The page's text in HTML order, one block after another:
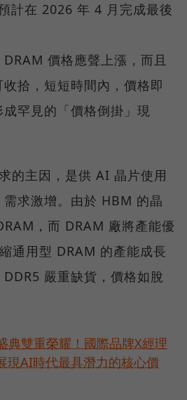
計在 2026 年 4 月完成最後
價格應聲上漲，而且
拾，短短時間內，價格即
罕見的「價格倒掛」現
的主因，是供 AI 晶片使用
求激增。由於 HBM 的晶
，而 DRAM 廠將產能優
通用型 DRAM 的產能成長
嚴重缺貨，價格如脫
典雙重榮耀！國際品牌X經理
現AI時代最具潛力的核心價